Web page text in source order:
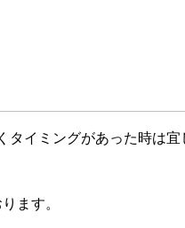
タイミングがあった時は宜
ます。